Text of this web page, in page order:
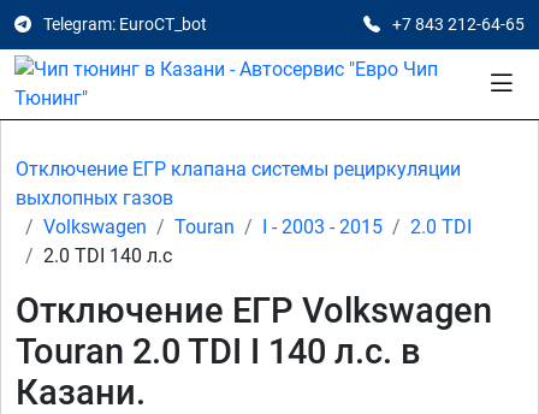
Telegram: EuroCT_bot +7 843 212-64-65
Отключение ЕГР клапана системы рециркуляции
выхлопных газов
Volkswagen
Touran I - 2003 - 2015
2.0 TDI
2.0 TDI 140 л.с
Отключение ЕГР Volkswagen
Touran 2.0 TDI I 140 л.с. в
Казани.